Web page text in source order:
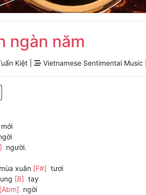
ngàn năm
Kiệt | Vietnamese Sentimental Music |
mới
người.
xuân [F#] tươi
[B] tay
[Abm] ngời